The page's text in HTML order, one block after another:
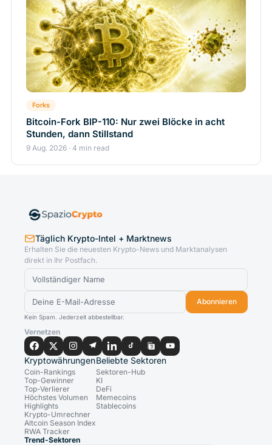
Forks
Bitcoin-Fork BIP-110: Nur zwei Blöcke in acht
Stunden, dann Stillstand
9 Aug. 2026 · 4 min read
Täglich Krypto-Intel + Marktnews
Erhalten Sie die neuesten Krypto-News und Marktanalysen
direkt in Ihr Postfach.
Abonnieren
Kein Spam. Jederzeit abbestellbar.
Vernetzen
Kryptowährungen
Coin-Rankings
Top-Gewinner
Top-Verlierer
Höchstes Volumen
Highlights
Krypto-Umrechner
Altcoin Season Index
RWA Tracker
Beliebte Sektoren
Sektoren-Hub
KI
DeFi
Memecoins
Stablecoins
Trend-Sektoren